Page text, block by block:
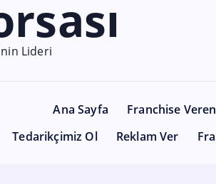
Lideri
Ana Sayfa Franchise
Tedarikçimiz Ol
Reklam Ver